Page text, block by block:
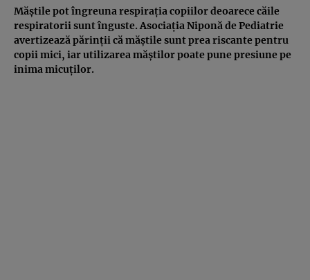
Măştile pot îngreuna respiraţia copiilor deoarece căile
respiratorii sunt înguste. Asociaţia Niponă de Pediatrie
avertizează părinţii că măştile sunt prea riscante pentru
copii mici, iar utilizarea măştilor poate pune presiune pe
inima micuţilor.